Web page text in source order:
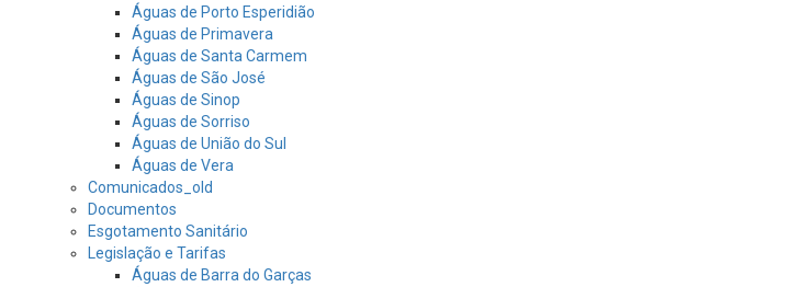
Águas de Porto Esperidião
Águas de Primavera
Águas de Santa Carmem
Águas de São José
Águas de Sinop
Águas de Sorriso
Águas de União do Sul
Águas de Vera
Comunicados_old
Documentos
Esgotamento Sanitário
Legislação e Tarifas
Águas de Barra do Garças